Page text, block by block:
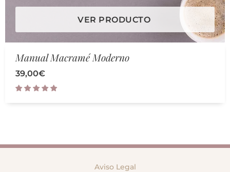
VER PRODUCTO
Manual Macramé Moderno
39,00€
Aviso Legal